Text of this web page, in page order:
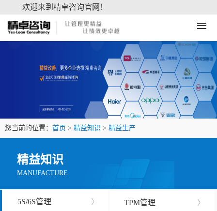
欢迎来到精卓咨询官网！
≡
您当前的位置： 首页 > 精益知识 > 精益生产
精益知识
MANUFACTURE
5S/6S管理 〉 TPM管理 〉